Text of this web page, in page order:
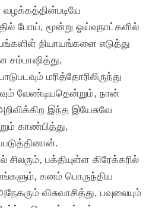
வழக்கத்தின்படியே
போய், மூன்று ஓய்வுநாட்களில்
நியாயங்களை எடுத்து
சம்பாஷித்து,
மரித்தோரிலிருந்து
வேண்டியதென்றும், நான்
இந்த இயேசுவே
காண்பித்து,
சிலரும், பக்தியுள்ள கிரேக்கரில்
கனம் பொருந்திய
விசுவாசித்து, பவுலையும்